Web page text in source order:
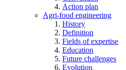
Action plan
Agri-food engineering
History
Definition
Fields of expertise
Education
Future challenges
Evolution